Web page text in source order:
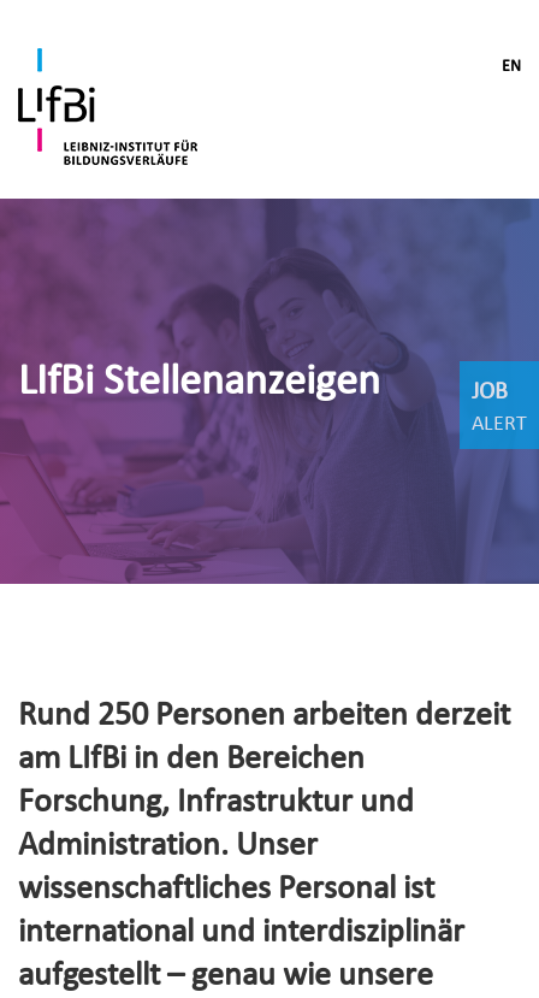
EN
LIfBi Stellenanzeigen
Rund 250 Personen arbeiten derzeit
am LIfBi in den Bereichen
Forschung, Infrastruktur und
Administration. Unser
wissenschaftliches Personal ist
international und interdisziplinär
aufgestellt – genau wie unsere
JOB
ALERT